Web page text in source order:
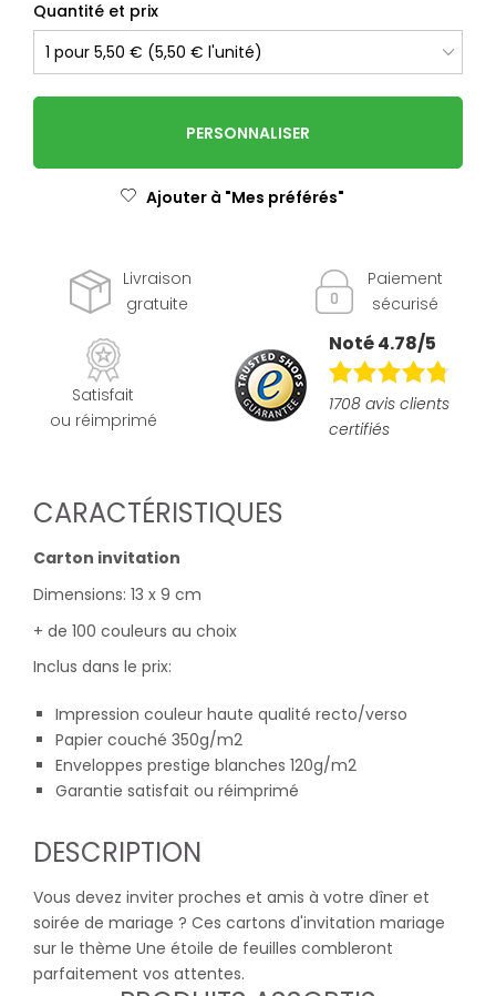
Quantité et prix
PERSONNALISER
Ajouter à "Mes préférés"
Livraison
gratuite
Paiement
sécurisé
Satisfait
ou réimprimé
Noté 4.78/5
1708 avis clients
certifiés
CARACTÉRISTIQUES
Carton invitation
Dimensions: 13 x 9 cm
+ de 100 couleurs au choix
Inclus dans le prix:
Impression couleur haute qualité recto/verso
Papier couché 350g/m2
Enveloppes prestige blanches 120g/m2
Garantie satisfait ou réimprimé
DESCRIPTION
Vous devez inviter proches et amis à votre dîner et
soirée de mariage ? Ces cartons d'invitation mariage
sur le thème Une étoile de feuilles combleront
parfaitement vos attentes.